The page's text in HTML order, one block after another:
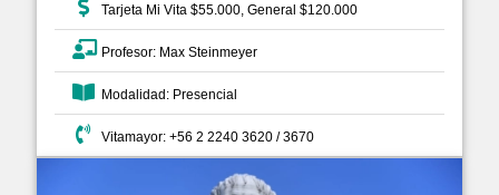
Tarjeta Mi Vita $55.000, General $120.000
Profesor: Max Steinmeyer
Modalidad: Presencial
Vitamayor: +56 2 2240 3620 / 3670